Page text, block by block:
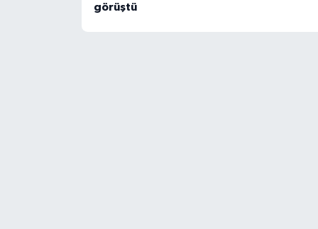
görüştü